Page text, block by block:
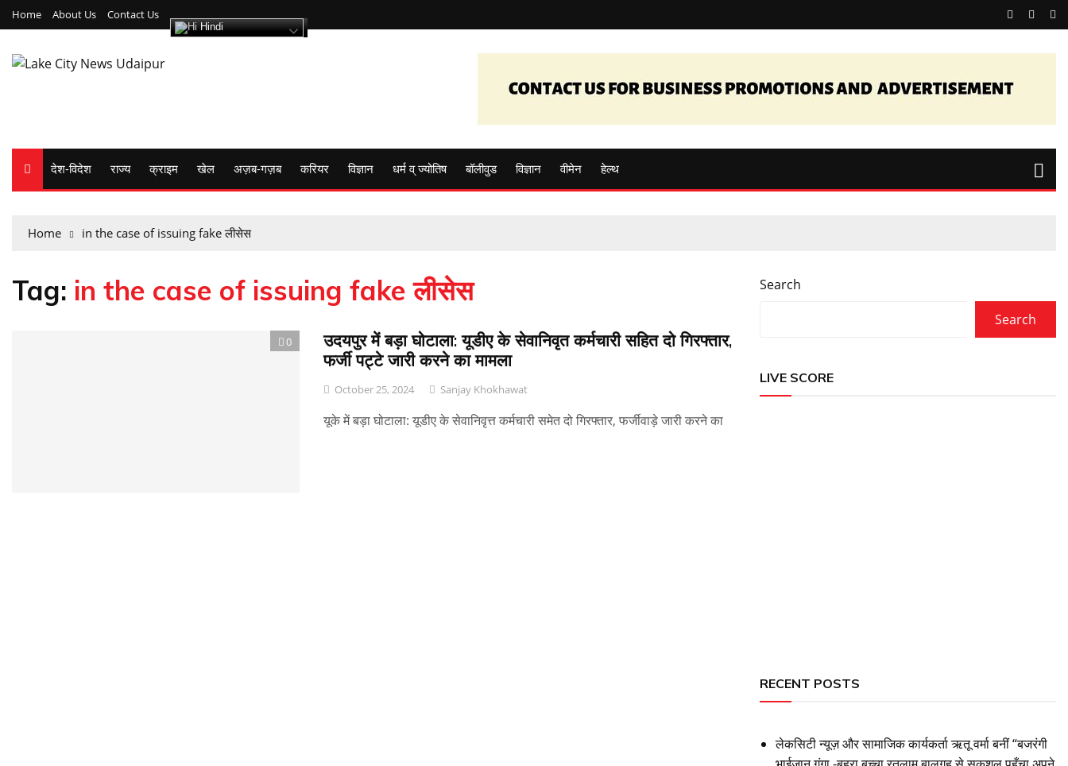
Home About Us Contact Us
Hindi
देश-विदेश राज्य क्राइम खेल अज़ब-गज़ब करियर विज्ञान धर्म व् ज्योतिष बॉलीवुड विज्ञान वीमेन हेल्थ
Home in the case of issuing fake लीसेस
Tag: in the case of issuing fake लीसेस
0
उदयपुर में बड़ा घोटाला: यूडीए के सेवानिवृत कर्मचारी सहित दो गिरफ्तार,
फर्जी पट्टे जारी करने का मामला
October 25, 2024 Sanjay Khokhawat
यूके में बड़ा घोटाला: यूडीए के सेवानिवृत्त कर्मचारी समेत दो गिरफ्तार, फर्जीवाड़े जारी करने का
Search
Search
LIVE SCORE
RECENT POSTS
लेकसिटी न्यूज़ और सामाजिक कार्यकर्ता ऋतू वर्मा बनीं “बजरंगी